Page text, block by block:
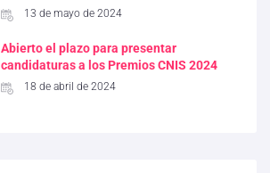
13 de mayo de 2024
Abierto el plazo para presentar
candidaturas a los Premios CNIS 2024
18 de abril de 2024